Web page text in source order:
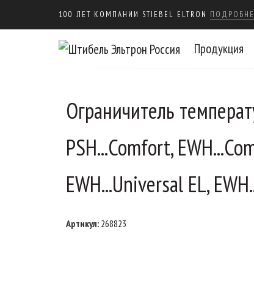
100 ЛЕТ КОМПАНИИ STIEBEL ELTRON
Продукция
Ограничитель
PSH...Comfort,
EWH...Universal EL,
Артикул: 268823